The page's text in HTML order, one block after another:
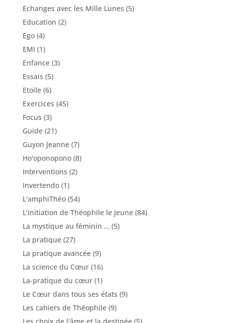
Echanges avec les Mille Lunes (5)
Education (2)
Ego(4)
EMI (1)
Enfance(3)
Essais (5)
Etoile(6)
Exercices (45)
Focus (3)
Guide(21)
Guyon Jeanne(7)
Ho'oponopono(8)
Interventions (2)
Invertendo(1)
L'amphiThéo(54)
L'initiation de Théophile le Jeune(84)
La mystique au féminin … (5)
La pratique(27)
La pratique avancée(9)
La science du Cœur(16)
La-pratique du cœur(1)
Le Cœur dans tous ses états (9)
Les cahiers de Théophile(9)